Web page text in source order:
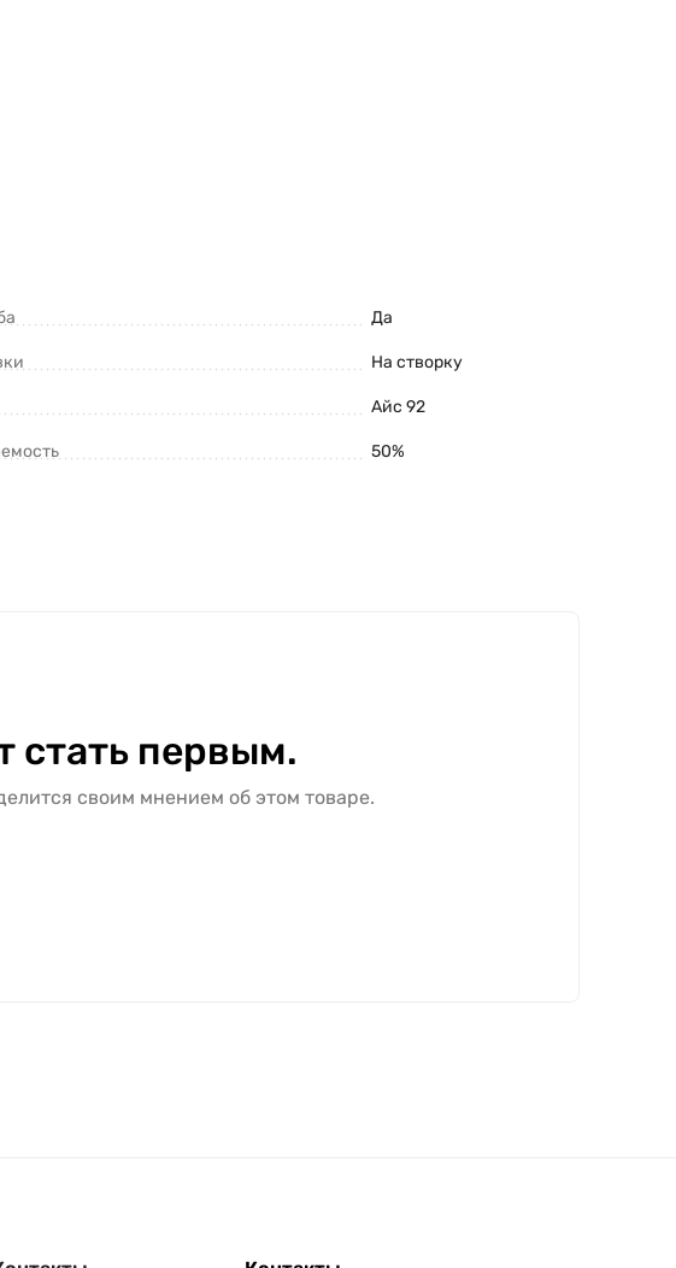
Да
На створку
Айс 92
50%
стать первым.
своим мнением об этом товаре.